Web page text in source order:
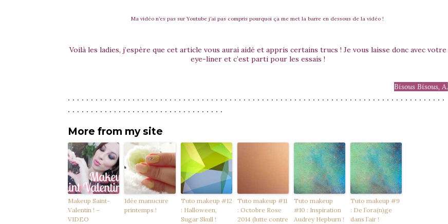
Ma vidéo n’es pas sur Youtube j’ai pas compris pourquoi ça me met la barre en dessous de la vidéo !
Voilà les ladies, j’espère que cet article vous aurai aidé et appris certains trucs ! Je vous laisse donc avec votre
eye-liner et c’est parti pour les essais !
Bisous Bisous, A.
. . . . . . . . . . . . . . . . . . . . . . . . . . . . . . . . . . . . . . . . . . . . . . . . . . . . . . . . . . . . . . . . . . . . . . . . . . . . . . . . . .
. . . . . . . . . . . . . . . . . . . . . . . . . . . . . . . . . .
More from my site
Makeup Saint-
Valentin ! –
VIDEO
Idée manucure
printemps !
Tuto makeup #12
: Halloween,
Sugar Skull !
Tuto makeup #11
: Octobre Rose
2014 (lutte contre
Tuto makeup
#10 : Inspiration
Audrey Hepburn !
Tuto makeup #9
: De l’ora(n)ge
dans l’air !